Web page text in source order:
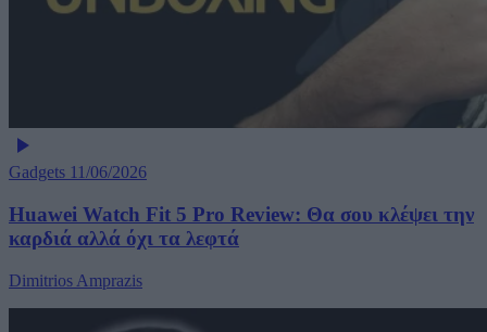
Gadgets 11/06/2026
Huawei Watch Fit 5 Pro Review: Θα σου κλέψει την
καρδιά αλλά όχι τα λεφτά
Dimitrios Amprazis